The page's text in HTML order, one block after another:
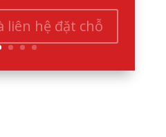
liên hệ đặt chỗ